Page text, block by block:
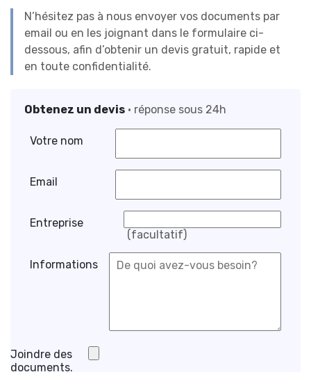
N’hésitez pas à nous envoyer vos documents par
email ou en les joignant dans le formulaire ci-
dessous, afin d’obtenir un devis gratuit, rapide et
en toute confidentialité.
Obtenez un devis • réponse sous 24h
Votre nom
Email
Entreprise
(facultatif)
Informations
Joindre des
documents.